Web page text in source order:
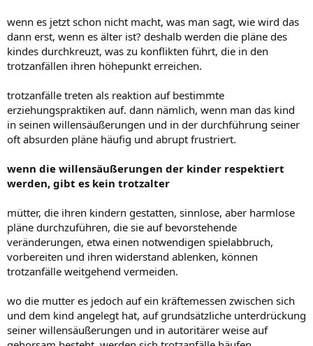
wenn es jetzt schon nicht macht, was man sagt, wie wird das
dann erst, wenn es älter ist? deshalb werden die pläne des
kindes durchkreuzt, was zu konflikten führt, die in den
trotzanfällen ihren höhepunkt erreichen.
trotzanfälle treten als reaktion auf bestimmte
erziehungspraktiken auf. dann nämlich, wenn man das kind
in seinen willensäußerungen und in der durchführung seiner
oft absurden pläne häufig und abrupt frustriert.
wenn die willensäußerungen der kinder respektiert
werden, gibt es kein trotzalter
mütter, die ihren kindern gestatten, sinnlose, aber harmlose
pläne durchzuführen, die sie auf bevorstehende
veränderungen, etwa einen notwendigen spielabbruch,
vorbereiten und ihren widerstand ablenken, können
trotzanfälle weitgehend vermeiden.
wo die mutter es jedoch auf ein kräftemessen zwischen sich
und dem kind angelegt hat, auf grundsätzliche unterdrückung
seiner willensäußerungen und in autoritärer weise auf